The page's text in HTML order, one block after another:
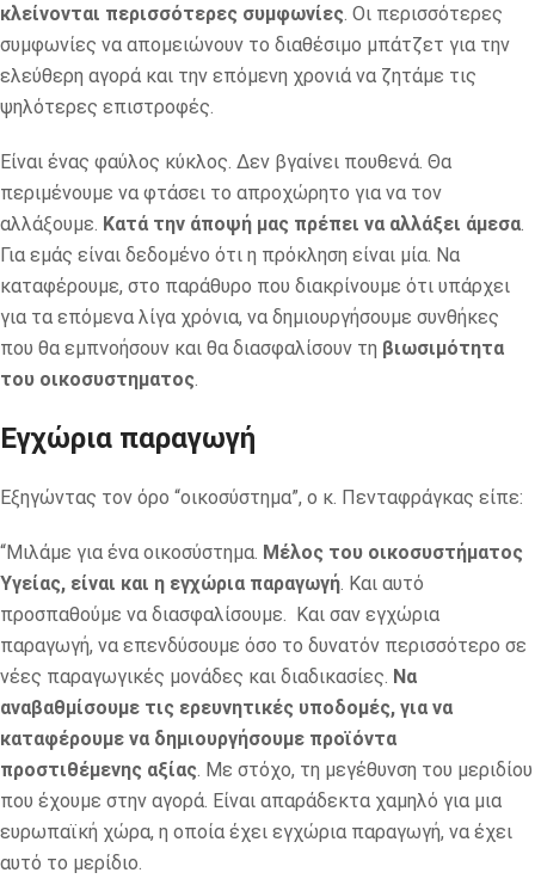
κλείνονται περισσότερες συμφωνίες. Οι περισσότερες
συμφωνίες να απομειώνουν το διαθέσιμο μπάτζετ για την
ελεύθερη αγορά και την επόμενη χρονιά να ζητάμε τις
ψηλότερες επιστροφές.
Είναι ένας φαύλος κύκλος. Δεν βγαίνει πουθενά. Θα
περιμένουμε να φτάσει το απροχώρητο για να τον
αλλάξουμε. Κατά την άποψή μας πρέπει να αλλάξει άμεσα.
Για εμάς είναι δεδομένο ότι η πρόκληση είναι μία. Να
καταφέρουμε, στο παράθυρο που διακρίνουμε ότι υπάρχει
για τα επόμενα λίγα χρόνια, να δημιουργήσουμε συνθήκες
που θα εμπνοήσουν και θα διασφαλίσουν τη βιωσιμότητα
του οικοσυστηματος.
Εγχώρια παραγωγή
Εξηγώντας τον όρο “οικοσύστημα”, ο κ. Πενταφράγκας είπε:
“Μιλάμε για ένα οικοσύστημα. Μέλος του οικοσυστήματος
Υγείας, είναι και η εγχώρια παραγωγή. Και αυτό
προσπαθούμε να διασφαλίσουμε. Και σαν εγχώρια
παραγωγή, να επενδύσουμε όσο το δυνατόν περισσότερο σε
νέες παραγωγικές μονάδες και διαδικασίες. Να
αναβαθμίσουμε τις ερευνητικές υποδομές, για να
καταφέρουμε να δημιουργήσουμε προϊόντα
προστιθέμενης αξίας. Με στόχο, τη μεγέθυνση του μεριδίου
που έχουμε στην αγορά. Είναι απαράδεκτα χαμηλό για μια
ευρωπαϊκή χώρα, η οποία έχει εγχώρια παραγωγή, να έχει
αυτό το μερίδιο.